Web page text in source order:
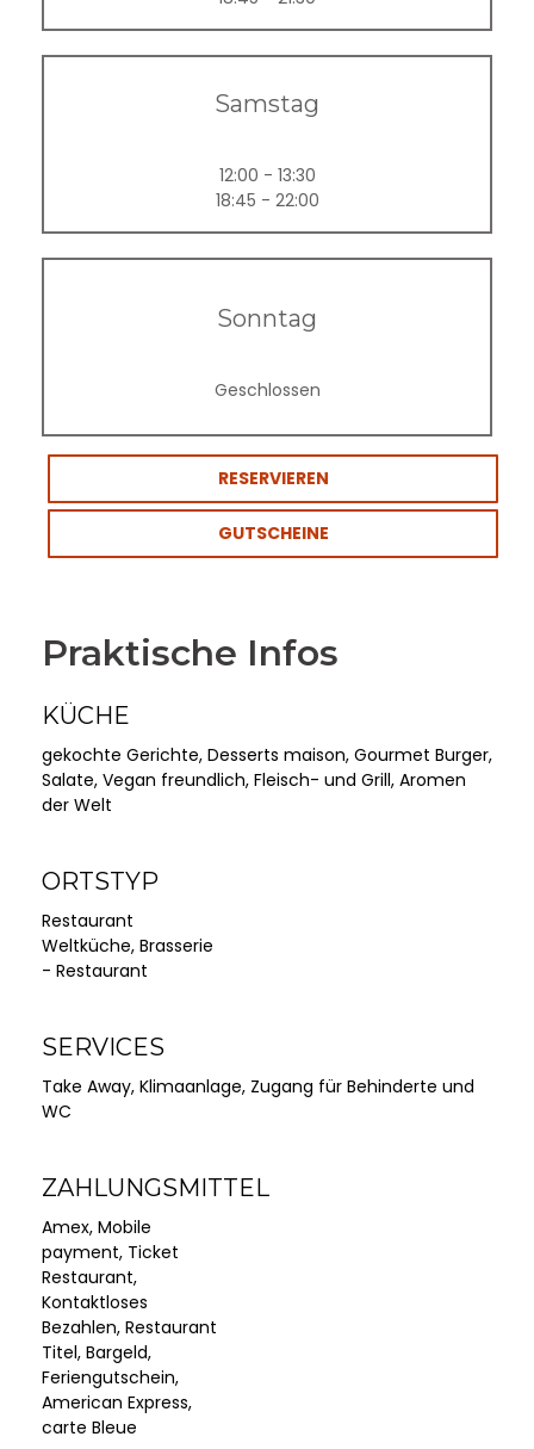
Samstag
12:00 - 13:30
18:45 - 22:00
Sonntag
Geschlossen
RESERVIEREN
GUTSCHEINE
Praktische Infos
KÜCHE
gekochte Gerichte, Desserts maison, Gourmet Burger,
Salate, Vegan freundlich, Fleisch- und Grill, Aromen
der Welt
ORTSTYP
Restaurant
Weltküche, Brasserie
- Restaurant
SERVICES
Take Away, Klimaanlage, Zugang für Behinderte und
WC
ZAHLUNGSMITTEL
Amex, Mobile
payment, Ticket
Restaurant,
Kontaktloses
Bezahlen, Restaurant
Titel, Bargeld,
Feriengutschein,
American Express,
carte Bleue